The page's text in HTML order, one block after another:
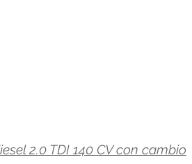
2.0 TDI 140 CV con cambio